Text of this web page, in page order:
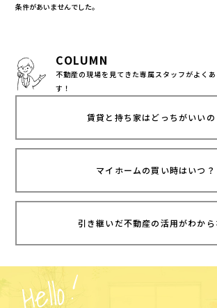
中古戸建
エリア
熊本市東区
熊本市中央区
熊本市西区
熊本市南区
大津町・益城町
間取り
条件があいませんでした。
COLUMN
不動産の現場を見てきた専属スタッフがよく
す！
賃貸と持ち家はどっちがいいの
マイホームの買い時はいつ？
引き継いだ不動産の活用がわから